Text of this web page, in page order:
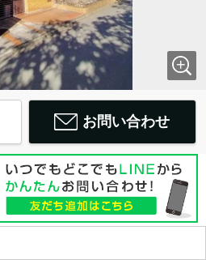
お問い合わせ